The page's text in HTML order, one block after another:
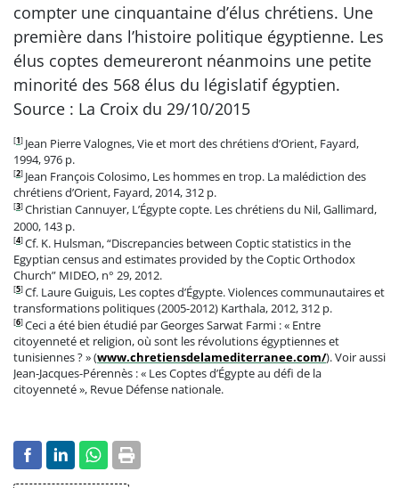
compter une cinquantaine d’élus chrétiens. Une
première dans l’histoire politique égyptienne. Les
élus coptes demeureront néanmoins une petite
minorité des 568 élus du législatif égyptien.
Source : La Croix du 29/10/2015
[1] Jean Pierre Valognes, Vie et mort des chrétiens d’Orient, Fayard,
1994, 976 p.
[2] Jean François Colosimo, Les hommes en trop. La malédiction des
chrétiens d’Orient, Fayard, 2014, 312 p.
[3] Christian Cannuyer, L’Égypte copte. Les chrétiens du Nil, Gallimard,
2000, 143 p.
[4]Cf. K. Hulsman, “Discrepancies between Coptic statistics in the
Egyptian census and estimates provided by the Coptic Orthodox
Church” MIDEO, n° 29, 2012.
[5]Cf. Laure Guiguis, Les coptes d’Égypte. Violences communautaires et
transformations politiques (2005-2012) Karthala, 2012, 312 p.
[6]Ceci a été bien étudié par Georges Sarwat Farmi : « Entre
citoyenneté et religion, où sont les révolutions égyptiennes et
tunisiennes ? » (www.chretiensdelamediterranee.com/). Voir aussi
Jean-Jacques-Pérennès : « Les Coptes d’Égypte au défi de la
citoyenneté », Revue Défense nationale.